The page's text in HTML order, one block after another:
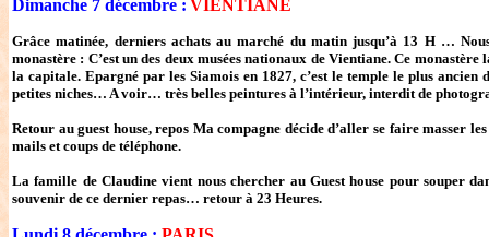
Dimanche 7 décembre : VIENTIANE
Grâce matinée, derniers achats au marché du matin jusqu’à 13 H …
monastère : C’est un des deux musées nationaux de Vientiane. Ce
la capitale. Epargné par les Siamois en 1827, c’est le temple le plus
petites niches… A voir… très belles peintures à l’intérieur, interdit de
Retour au guest house, repos Ma compagne décide d’aller se faire masser
mails et coups de téléphone.
La famille de Claudine vient nous chercher au Guest house pour souper
souvenir de ce dernier repas… retour à 23 Heures.